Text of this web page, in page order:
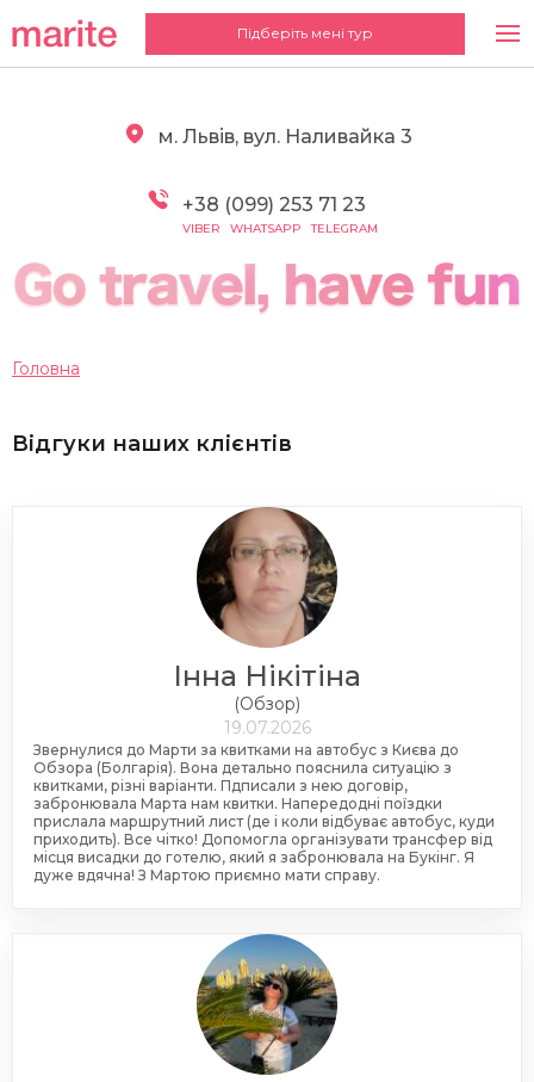
Підберіть мені тур
м. Львів, вул. Наливайка 3
+38 (099) 253 71 23
VIBER WHATSAPP TELEGRAM
Головна
Відгуки наших клієнтів
Інна Нікітіна
(Обзор)
19.07.2026
Звернулися до Марти за квитками на автобус з Києва до
Обзора (Болгарія). Вона детально пояснила ситуацію з
квитками, різні варіанти. Пдписали з нею договір,
забронювала Марта нам квитки. Напередодні поїздки
прислала маршрутний лист (де і коли відбуває автобус, куди
приходить). Все чітко! Допомогла організувати трансфер від
місця висадки до готелю, який я забронювала на Букінг. Я
дуже вдячна! З Мартою приємно мати справу.